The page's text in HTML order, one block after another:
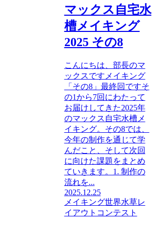
マックス自宅水
槽メイキング
2025 その8
こんにちは、部長のマ
ックスですメイキング
「その8」最終回ですそ
の1から7回にわたって
お届けしてきた2025年
のマックス自宅水槽メ
イキング。その8では、
今年の制作を通じて学
んだこと、そして次回
に向けた課題をまとめ
ていきます。1. 制作の
流れを...
2025.12.25
メイキング世界水草レ
イアウトコンテスト